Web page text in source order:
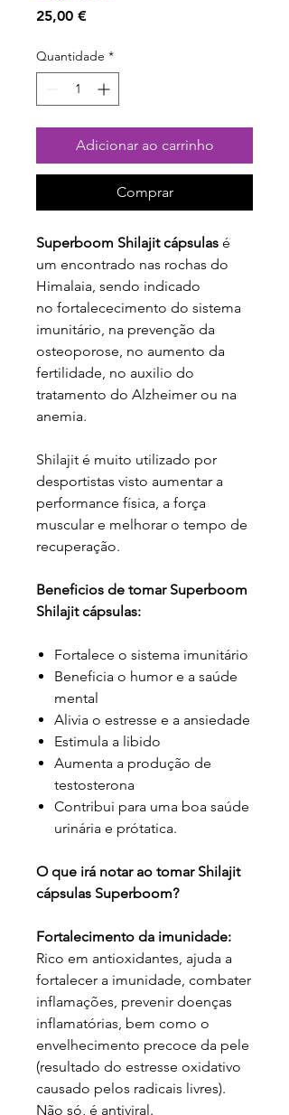
25,00 €Preço
Quantidade *
Adicionar ao carrinho
Comprar
Superboom Shilajit cápsulas é
um encontrado nas rochas do
Himalaia, sendo indicado
no fortalececimento do sistema
imunitário, na prevenção da
osteoporose, no aumento da
fertilidade, no auxilio do
tratamento do Alzheimer ou na
anemia.
Shilajit é muito utilizado por
desportistas visto aumentar a
performance física, a força
muscular e melhorar o tempo de
recuperação.
Beneficios de tomar Superboom
Shilajit cápsulas:
Fortalece o sistema imunitário
Beneficia o humor e a saúde
mental
Alivia o estresse e a ansiedade
Estimula a libido
Aumenta a produção de
testosterona
Contribui para uma boa saúde
urinária e prótatica.
O que irá notar ao tomar Shilajit
cápsulas Superboom?
Fortalecimento da imunidade:
Rico em antioxidantes, ajuda a
fortalecer a imunidade, combater
inflamações, prevenir doenças
inflamatórias, bem como o
envelhecimento precoce da pele
(resultado do estresse oxidativo
causado pelos radicais livres).
Não só, é antiviral.